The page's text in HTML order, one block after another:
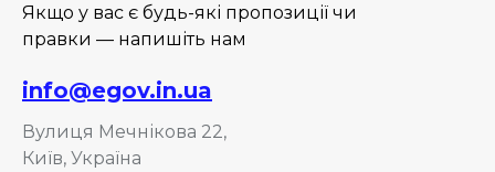
Якщо у вас є будь-які пропозиції чи
правки — напишіть нам
info@egov.in.ua
Вулиця Мечнікова 22,
Київ, Україна